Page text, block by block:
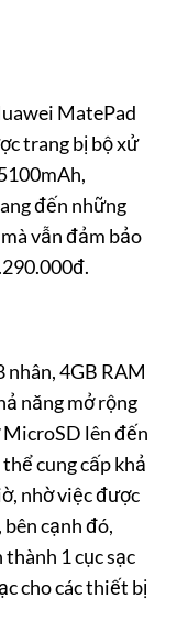
MatePad
trang bị bộ xử
đến những
vẫn đảm bảo
nhân, 4GB RAM
năng mở rộng
lên đến
cung cấp khả
nhờ việc được
cạnh đó,
1 cục sạc
cho các thiết bị